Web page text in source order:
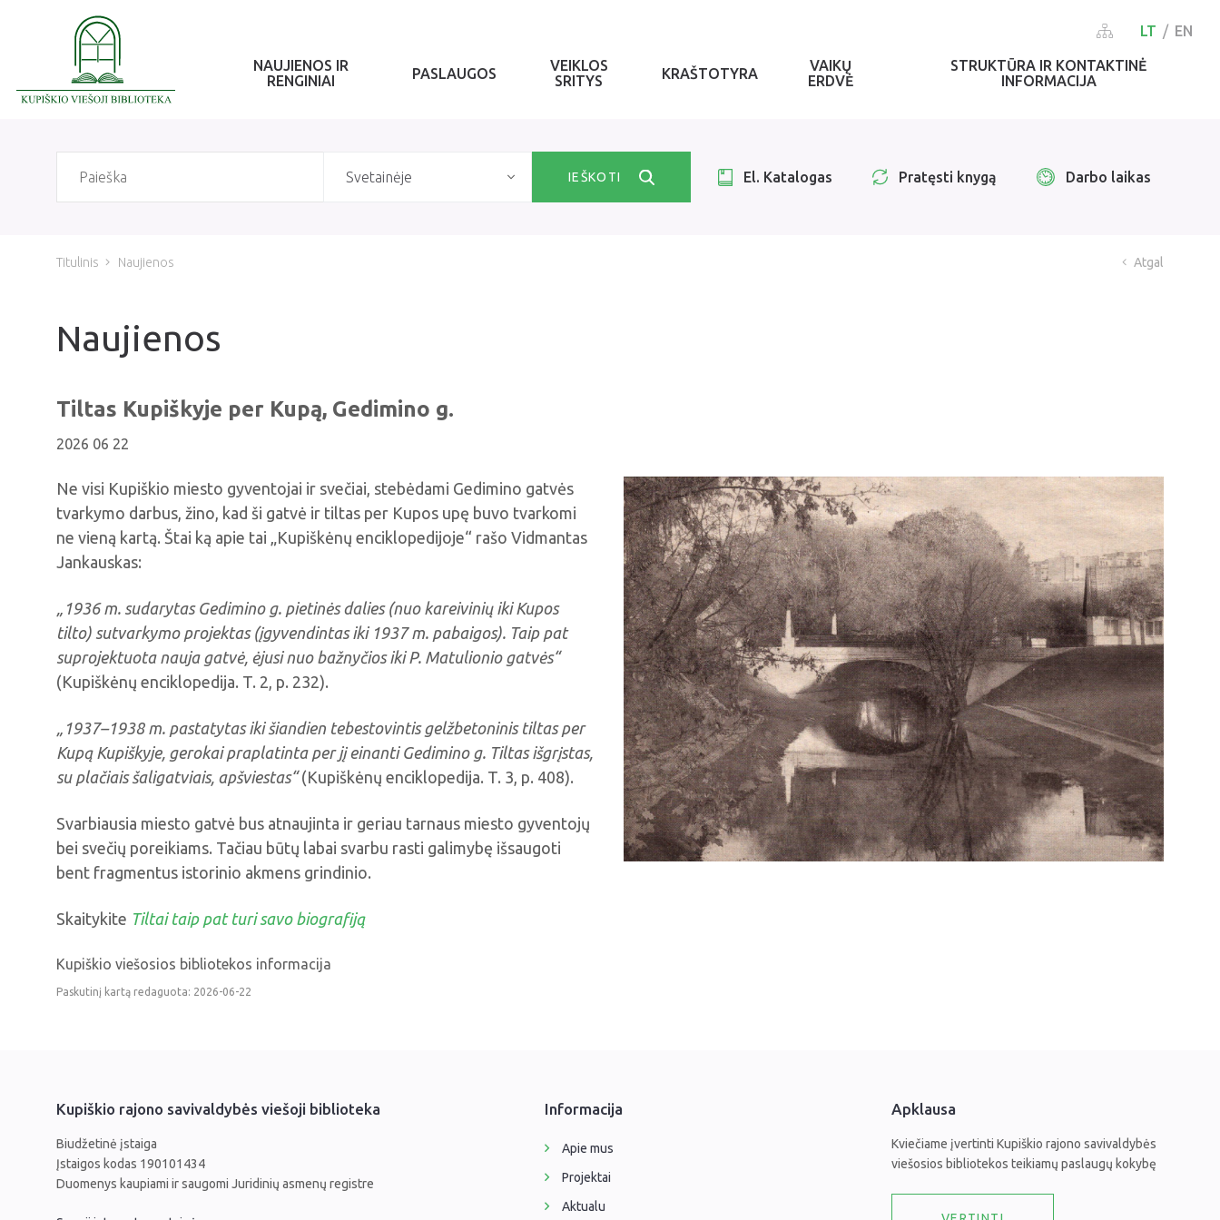
LT EN
NAUJIENOS IR
RENGINIAI
PASLAUGOS
VEIKLOS
SRITYS
KRAŠTOTYRA
VAIKŲ
ERDVĖ
STRUKTŪRA IR KONTAKTINĖ
INFORMACIJA
Svetainėje IEŠKOTI El. Katalogas Pratęsti knygą Darbo laikas
Titulinis Naujienos Atgal
Naujienos
Tiltas Kupiškyje per Kupą, Gedimino g.
2026 06 22
Ne visi Kupiškio miesto gyventojai ir svečiai, stebėdami Gedimino gatvės
tvarkymo darbus, žino, kad ši gatvė ir tiltas per Kupos upę buvo tvarkomi
ne vieną kartą. Štai ką apie tai „Kupiškėnų enciklopedijoje“ rašo Vidmantas
Jankauskas:
„1936 m. sudarytas Gedimino g. pietinės dalies (nuo kareivinių iki Kupos
tilto) sutvarkymo projektas (įgyvendintas iki 1937 m. pabaigos). Taip pat
suprojektuota nauja gatvė, ėjusi nuo bažnyčios iki P. Matulionio gatvės“
(Kupiškėnų enciklopedija. T. 2, p. 232).
„1937–1938 m. pastatytas iki šiandien tebestovintis gelžbetoninis tiltas per
Kupą Kupiškyje, gerokai praplatinta per jį einanti Gedimino g. Tiltas išgrįstas,
su plačiais šaligatviais, apšviestas“(Kupiškėnų enciklopedija. T. 3, p. 408).
Svarbiausia miesto gatvė bus atnaujinta ir geriau tarnaus miesto gyventojų
bei svečių poreikiams. Tačiau būtų labai svarbu rasti galimybę išsaugoti
bent fragmentus istorinio akmens grindinio.
Skaitykite Tiltai taip pat turi savo biografiją
Kupiškio viešosios bibliotekos informacija
Paskutinį kartą redaguota: 2026-06-22
Kupiškio rajono savivaldybės viešoji biblioteka
Biudžetinė įstaiga
Įstaigos kodas 190101434
Duomenys kaupiami ir saugomi Juridinių asmenų registre
Informacija
Apie mus
Projektai
Aktualu
Apklausa
Kviečiame įvertinti Kupiškio rajono savivaldybės
viešosios bibliotekos teikiamų paslaugų kokybę